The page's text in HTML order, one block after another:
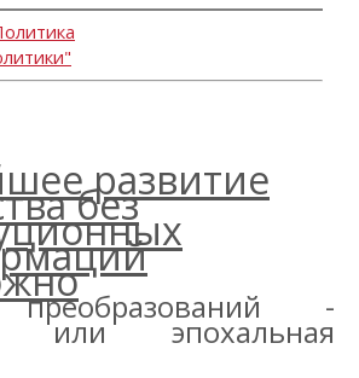
развитие
без
-
или эпохальная